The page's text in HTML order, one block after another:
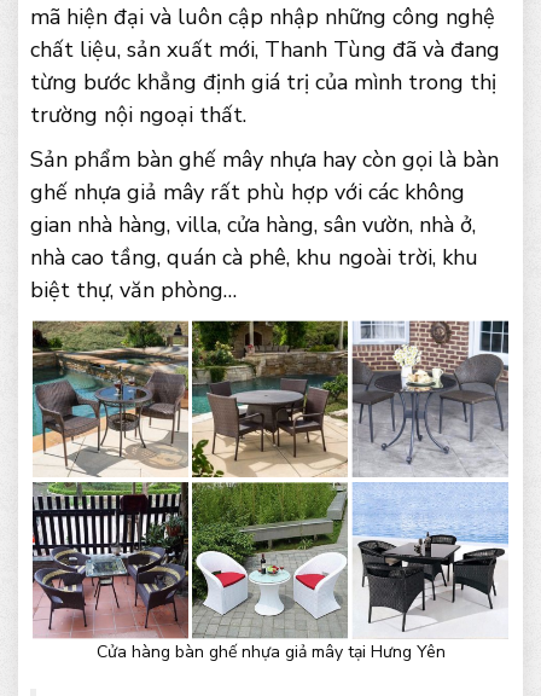
mã hiện đại và luôn cập nhập những công nghệ
chất liệu, sản xuất mới, Thanh Tùng đã và đang
từng bước khẳng định giá trị của mình trong thị
trường nội ngoại thất.
Sản phẩm bàn ghế mây nhựa hay còn gọi là bàn
ghế nhựa giả mây rất phù hợp với các không
gian nhà hàng, villa, cửa hàng, sân vườn, nhà ở,
nhà cao tầng, quán cà phê, khu ngoài trời, khu
biệt thự, văn phòng…
Cửa hàng bàn ghế nhựa giả mây tại Hưng Yên